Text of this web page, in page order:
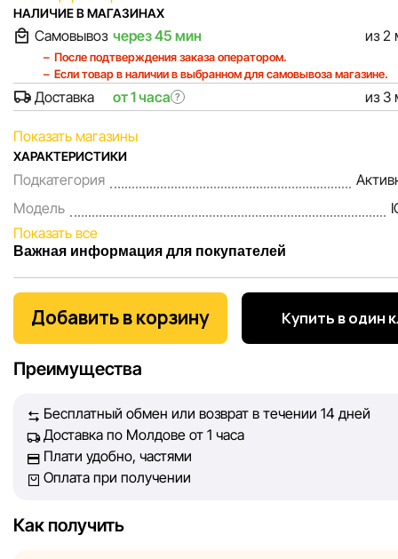
НАЛИЧИЕ В МАГАЗИНАХ
Самовывоз через 45 мин из 2
После подтверждения заказа оператором.
Если товар в наличии в выбранном для самовывоза магазине.
Доставка от 1 часа ? из 3
Показать магазины
ХАРАКТЕРИСТИКИ
Подкатегория
Модель
Показать все
Важная информация для покупателей
покупателей. Каждый день мы работаем над тем, чтобы
информация о товарах и услугах, представленная на
обеспечить вас достоверной информацией, чтобы вы
Однако, несмотря на постоянный контроль, Sportlandia
гарантировать абсолютную точность всех данных,
сайте, ввиду возможных технических ошибок или сбоев.
сторонних ресурсах, ссылки на которые могут быть
Добавить в корзину Купить в один
Преимущества
Бесплатный обмен или возврат в течении 14 дней
Доставка по Молдове от 1 часа
Плати удобно, частями
Оплата при получении
Как получить